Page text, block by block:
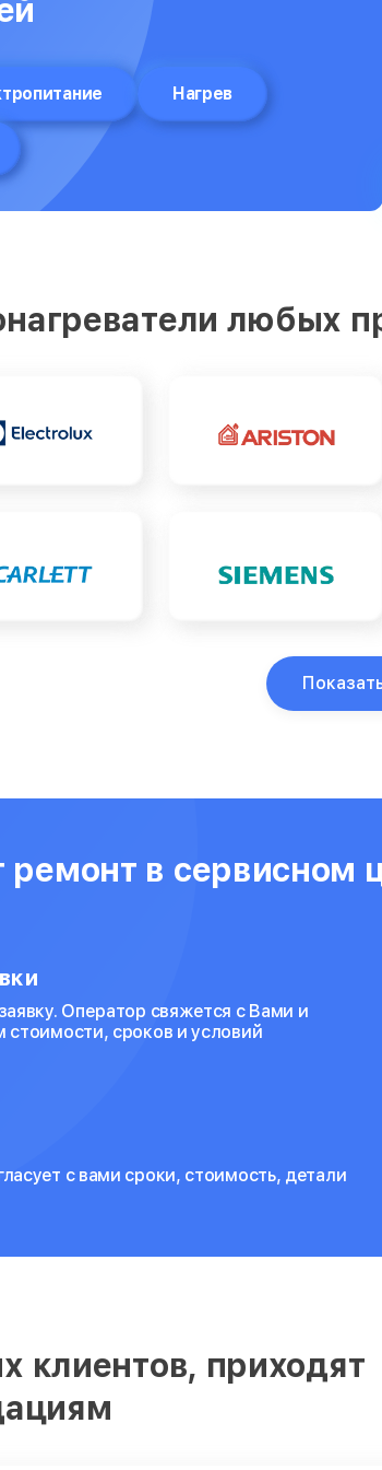
Нагрев
любых
ремонт в сервисном
Оператор свяжется с Вами и
стоимости, сроков и условий
с вами сроки, стоимость, детали
клиентов, приходят